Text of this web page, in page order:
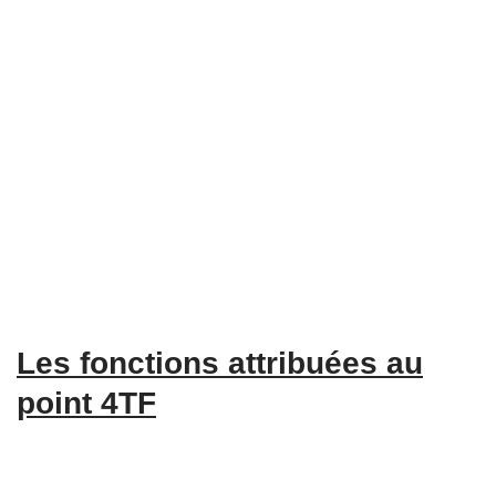
Les fonctions attribuées au
point 4TF